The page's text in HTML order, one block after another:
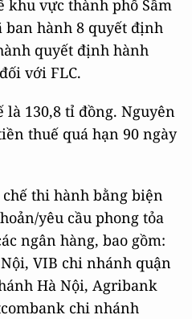
khu vực thành phố Sầm
ban hành 8 quyết định
quyết định hành
với FLC.
là 130,8 tỉ đồng. Nguyên
thuế quá hạn 90 ngày
thi hành bằng biện
yêu cầu phong tỏa
ngân hàng, bao gồm:
VIB chi nhánh quận
Hà Nội, Agribank
chi nhánh